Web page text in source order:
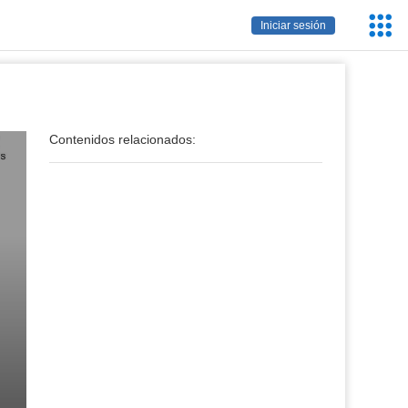
Iniciar sesión
Contenidos relacionados: